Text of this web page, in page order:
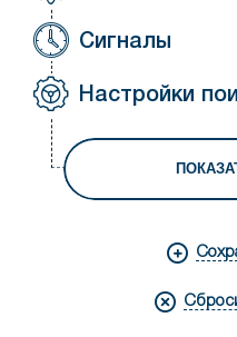
Сигналы
Настройки